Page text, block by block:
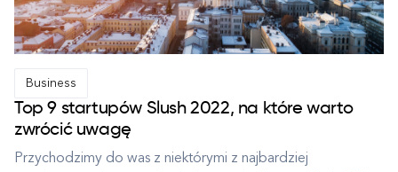
Business
Top 9 startupów Slush 2022, na które warto
zwrócić uwagę
Przychodzimy do was z niektórymi z najbardziej